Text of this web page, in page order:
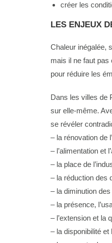
créer les
LES ENJEUX
Chaleur inégalée,
mais il ne faut pas
pour réduire les
Dans les villes de
sur elle-même.
se révéler
– la rénovation de
– l’alimentation et
– la place de
– la réduction des
– la diminution
– la présence,
– l’extension et la
– la disponibilité